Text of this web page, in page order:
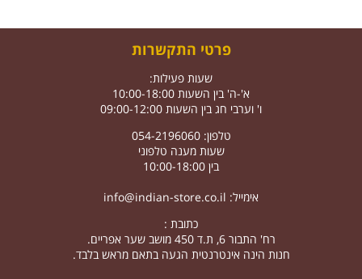
פרטי התקשרות
שעות פעילות:
א'-ה' בין השעות 10:00-18:00
ו' וערבי חג בין השעות 09:00-12:00
טלפון: 054-2196060
שעות מענה טלפוני
בין 10:00-18:00
אימייל: info@indian-store.co.il
כתובת :
רח' התבור 6, ת.ד 450 מושב שער אפריים.
חנות הינה אינטרנטית הגעה בתאם מראש בלבד.